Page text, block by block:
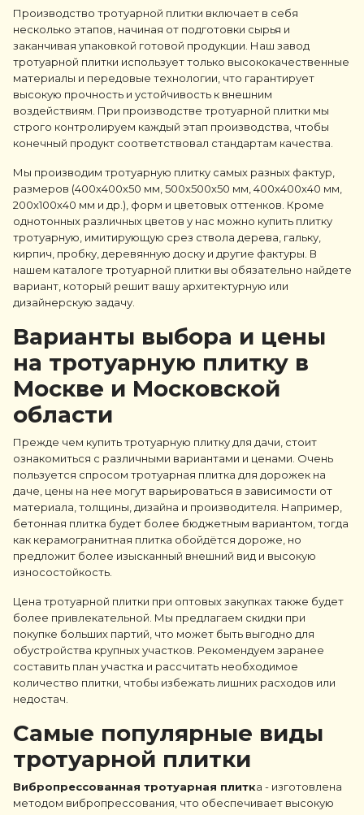
Производство тротуарной плитки включает в себя
несколько этапов, начиная от подготовки сырья и
заканчивая упаковкой готовой продукции. Наш завод
тротуарной плитки использует только высококачественные
материалы и передовые технологии, что гарантирует
высокую прочность и устойчивость к внешним
воздействиям. При производстве тротуарной плитки мы
строго контролируем каждый этап производства, чтобы
конечный продукт соответствовал стандартам качества.
Мы производим тротуарную плитку самых разных фактур,
размеров (400х400х50 мм, 500х500х50 мм, 400х400х40 мм,
200х100х40 мм и др.), форм и цветовых оттенков. Кроме
однотонных различных цветов у нас можно купить плитку
тротуарную, имитирующую срез ствола дерева, гальку,
кирпич, пробку, деревянную доску и другие фактуры. В
нашем каталоге тротуарной плитки вы обязательно найдете
вариант, который решит вашу архитектурную или
дизайнерскую задачу.
Варианты выбора и цены
на тротуарную плитку в
Москве и Московской
области
Прежде чем купить тротуарную плитку для дачи, стоит
ознакомиться с различными вариантами и ценами. Очень
пользуется спросом тротуарная плитка для дорожек на
даче, цены на нее могут варьироваться в зависимости от
материала, толщины, дизайна и производителя. Например,
бетонная плитка будет более бюджетным вариантом, тогда
как керамогранитная плитка обойдётся дороже, но
предложит более изысканный внешний вид и высокую
износостойкость.
Цена тротуарной плитки при оптовых закупках также будет
более привлекательной. Мы предлагаем скидки при
покупке больших партий, что может быть выгодно для
обустройства крупных участков. Рекомендуем заранее
составить план участка и рассчитать необходимое
количество плитки, чтобы избежать лишних расходов или
недостач.
Самые популярные виды
тротуарной плитки
Вибропрессованная тротуарная плитка - изготовлена
методом вибропрессования, что обеспечивает высокую